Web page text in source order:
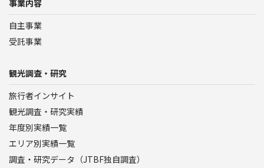
事業内容
自主事業
受託事業
観光調査・研究
旅行者インサイト
観光調査・研究実績
年度別実績一覧
エリア別実績一覧
調査・研究データ（JTBF独自調査）